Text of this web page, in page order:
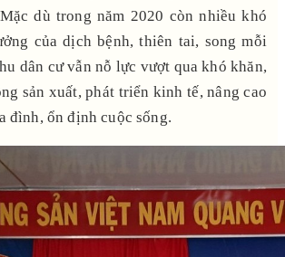
dù trong năm 2020 còn nhiều khó
của dịch bệnh, thiên tai, song mỗi
dân cư vẫn nỗ lực vượt qua khó khăn,
sản xuất, phát triển kinh tế, nâng cao
đình, ổn định cuộc sống.